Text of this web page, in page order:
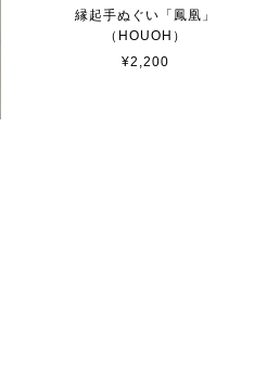
縁起手ぬぐい「鳳凰」
（HOUOH）
¥2,200